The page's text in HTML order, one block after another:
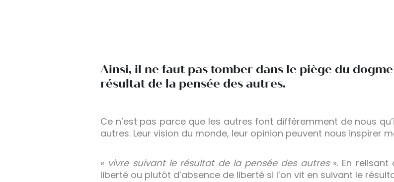
Ainsi, il ne faut pas tomber dans le piège du
résultat de la pensée des autres.
Ce n’est pas parce que les autres font différemment de nous
autres. Leur vision du monde, leur opinion peuvent nous inspirer
« vivre suivant le résultat de la pensée des autres». En relisant
liberté ou plutôt d’absence de liberté si l’on vit en suivant le